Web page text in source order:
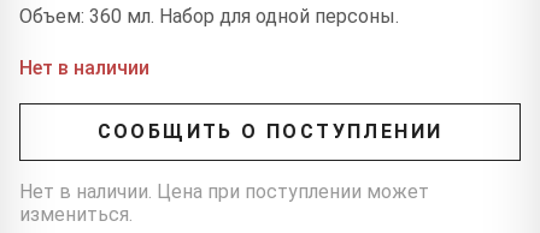
Объем: 360 мл. Набор для одной персоны.
Нет в наличии
СООБЩИТЬ О ПОСТУПЛЕНИИ
Нет в наличии. Цена при поступлении может
измениться.